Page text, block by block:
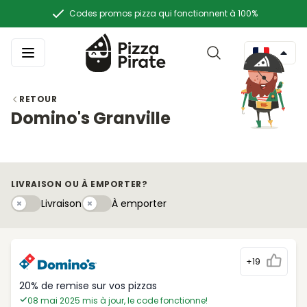
Codes promos pizza qui fonctionnent à 100%
RETOUR
Domino's Granville
LIVRAISON OU À EMPORTER?
LivraisonLivraisonÀ emportery
À emporter
+19
20% de remise sur vos pizzas
08 mai 2025 mis à jour, le code fonctionne!